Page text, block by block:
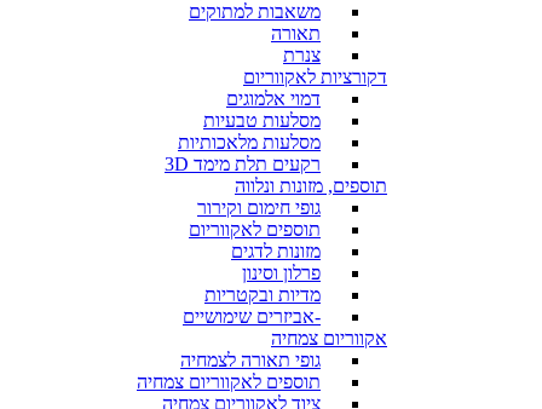
משאבות למתוקים
תאורה
צנרת
דקורציות לאקווריום
דמוי אלמוגים
מסלעות טבעיות
מסלעות מלאכותיות
רקעים תלת מימד 3D
תוספים, מזונות ונלווה
גופי חימום וקירור
תוספים לאקווריום
מזונות לדגים
פרלון וסינון
מדיות ובקטריות
-אביזרים שימושיים
אקווריום צמחיה
גופי תאורה לצמחיה
תוספים לאקווריום צמחיה
ציוד לאקווריום צמחיה